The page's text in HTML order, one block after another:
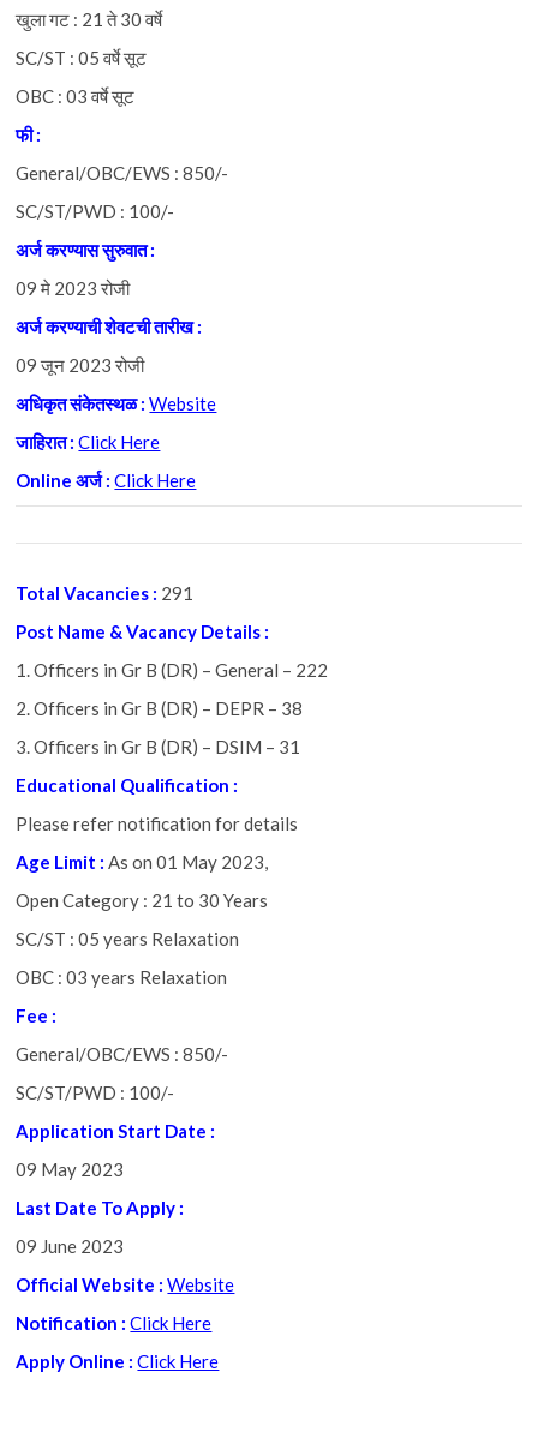
खुला गट : 21 ते 30 वर्षे
SC/ST : 05 वर्षे सूट
OBC : 03 वर्षे सूट
फी :
General/OBC/EWS : 850/-
SC/ST/PWD : 100/-
अर्जकरण्याससुरुवात:
09 मे 2023 रोजी
अर्जकरण्याचीशेवटचीतारीख:
09 जून 2023 रोजी
अधिकृतसंकेतस्थळ:Website
जाहिरात :Click Here
Online अर्ज :Click Here
Total Vacancies : 291
Post Name & Vacancy Details :
1. Officers in Gr B (DR) – General – 222
2. Officers in Gr B (DR) – DEPR – 38
3. Officers in Gr B (DR) – DSIM – 31
Educational Qualification :
Please refer notification for details
Age Limit : As on 01 May 2023,
Open Category : 21 to 30 Years
SC/ST : 05 years Relaxation
OBC : 03 years Relaxation
Fee :
General/OBC/EWS : 850/-
SC/ST/PWD : 100/-
Application Start Date :
09 May 2023
Last Date To Apply :
09 June 2023
Official Website :Website
Notification :Click Here
Apply Online :Click Here